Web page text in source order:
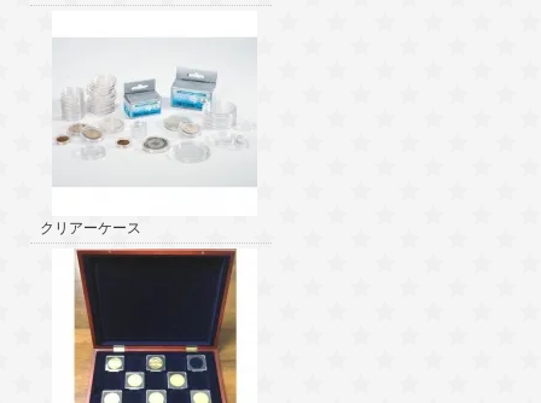
クリアーケース